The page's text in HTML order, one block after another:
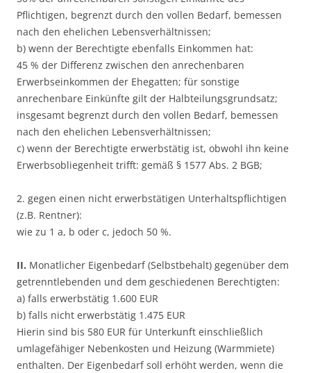
Pflichtigen, begrenzt durch den vollen Bedarf, bemessen
nach den ehelichen Lebensverhältnissen;
b) wenn der Berechtigte ebenfalls Einkommen hat:
45 % der Differenz zwischen den anrechenbaren
Erwerbseinkommen der Ehegatten; für sonstige
anrechenbare Einkünfte gilt der Halbteilungsgrundsatz;
insgesamt begrenzt durch den vollen Bedarf, bemessen
nach den ehelichen Lebensverhältnissen;
c) wenn der Berechtigte erwerbstätig ist, obwohl ihn keine
Erwerbsobliegenheit trifft: gemäß § 1577 Abs. 2 BGB;
2. gegen einen nicht erwerbstätigen Unterhaltspflichtigen
(z.B. Rentner):
wie zu 1 a, b oder c, jedoch 50 %.
II. Monatlicher Eigenbedarf (Selbstbehalt) gegenüber dem
getrenntlebenden und dem geschiedenen Berechtigten:
a) falls erwerbstätig 1.600 EUR
b) falls nicht erwerbstätig 1.475 EUR
Hierin sind bis 580 EUR für Unterkunft einschließlich
umlagefähiger Nebenkosten und Heizung (Warmmiete)
enthalten. Der Eigenbedarf soll erhöht werden, wenn die